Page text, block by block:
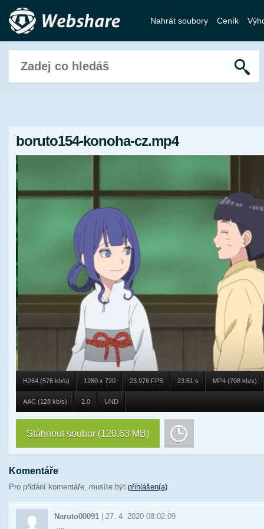
Nahrát soubory Ceník
boruto154-konoha-cz.mp4
AAC (128 kb/s) 2.0 UND
H264 (576 kb/s) 1280 x 720 23.976 FPS 23:51 s MP4 (708 kb/s)
Stáhnout soubor (120.63 MB)
Komentáře
Pro přidání komentáře, musíte být přihlášen(a)
Naruto00091
27. 4. 2020 08:02:09